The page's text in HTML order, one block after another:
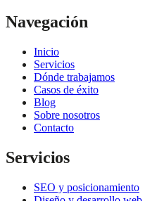
Navegación
Inicio
Servicios
Dónde trabajamos
Casos de éxito
Blog
Sobre nosotros
Contacto
Servicios
SEO y posicionamiento